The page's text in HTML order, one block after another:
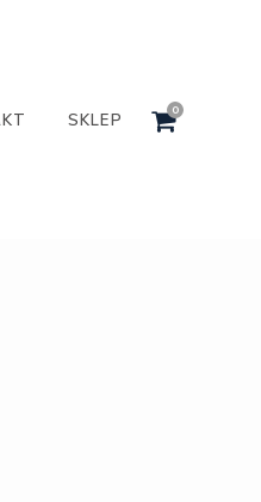
0
SKLEP